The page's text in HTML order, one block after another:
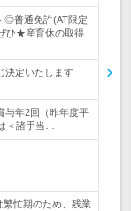
◎普通免許(AT限定
ひ★産育休の取得
決定いたします
与年2回（昨年度平
＜諸手当…
繁忙期のため、残業